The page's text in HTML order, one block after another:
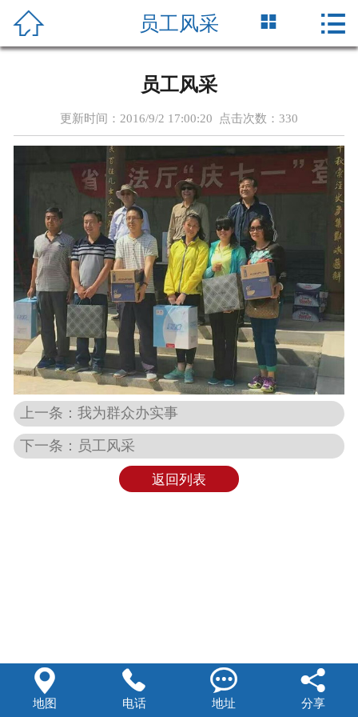
 首页
公证人员
党的建设
国信动态
办证指南
收费标准
业务研究
资料下载
联系我们

 员工风采  
员工风采
更新时间：2016/9/2 17:00:20 点击次数： 330
上一条：我为群众办实事
下一条：员工风采
返回列表

地图

电话

地址

分享